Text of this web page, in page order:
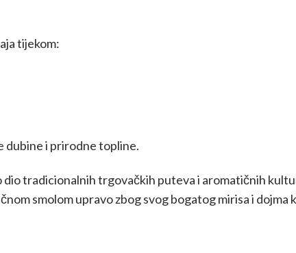
tijekom:
dubine i prirodne topline.
dio tradicionalnih trgovačkih puteva i aromatičnih
smolom upravo zbog svog bogatog mirisa i dojma